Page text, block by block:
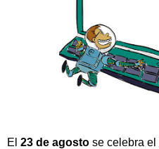
El 23 de agosto se celebra el